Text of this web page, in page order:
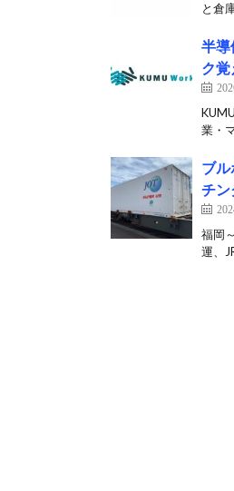
と倉
半導
ク覚
業・
ブ
チン
福岡
運、